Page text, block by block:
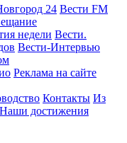
24 Вести FM
недели Вести.
Вести-Интервью
Реклама на сайте
Контакты Из
Наши достижения